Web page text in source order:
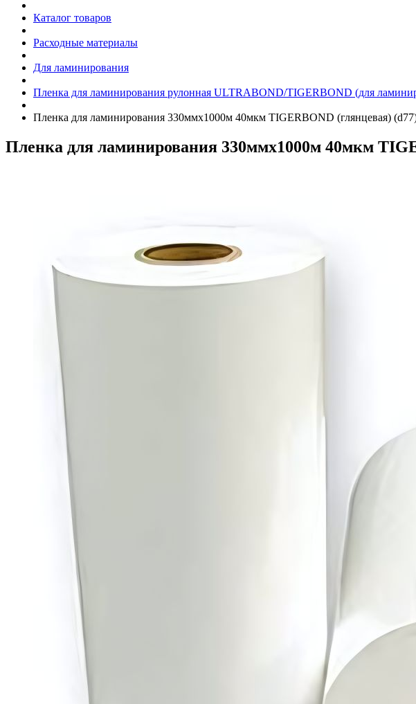
Каталог товаров
Расходные материалы
Для ламинирования
Пленка для ламинирования рулонная ULTRABOND/TIGERBOND (для
Пленка для ламинирования 330ммх1000м 40мкм TIGERBOND (глянцевая)
Пленка для ламинирования 330ммх1000м 40мкм